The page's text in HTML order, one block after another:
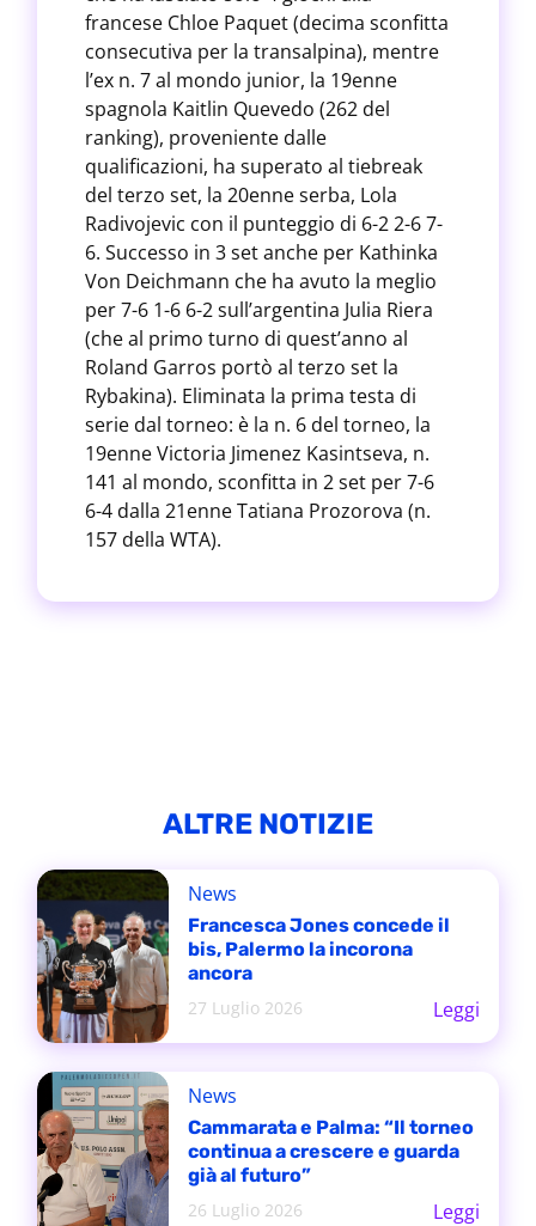
francese Chloe Paquet (decima sconfitta
consecutiva per la transalpina), mentre
l’ex n. 7 al mondo junior, la 19enne
spagnola Kaitlin Quevedo (262 del
ranking), proveniente dalle
qualificazioni, ha superato al tiebreak
del terzo set, la 20enne serba, Lola
Radivojevic con il punteggio di 6-2 2-6 7-
6. Successo in 3 set anche per Kathinka
Von Deichmann che ha avuto la meglio
per 7-6 1-6 6-2 sull’argentina Julia Riera
(che al primo turno di quest’anno al
Roland Garros portò al terzo set la
Rybakina). Eliminata la prima testa di
serie dal torneo: è la n. 6 del torneo, la
19enne Victoria Jimenez Kasintseva, n.
141 al mondo, sconfitta in 2 set per 7-6
6-4 dalla 21enne Tatiana Prozorova (n.
157 della WTA).
ALTRE NOTIZIE
News
Francesca Jones concede il
bis, Palermo la incorona
ancora
27 Luglio 2026
Leggi
News
Cammarata e Palma: “Il torneo
continua a crescere e guarda
già al futuro”
26 Luglio 2026
Leggi